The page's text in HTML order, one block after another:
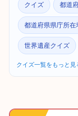
クイズ 都道
都道府県県庁所在
世界遺産クイズ
クイズ一覧をもっと